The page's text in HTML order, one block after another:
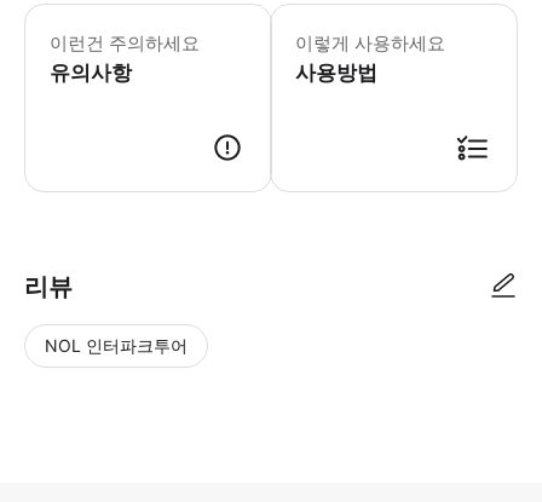
이런건 주의하세요
유의사항
본 액티비티에는 강화된 건강 & 위생
- 추가정보 * 차량 내 음식물 섭취는
- 예약확정 * 예약 후 확정 여부를 바
- 보험 & 면책 * 필수 사항은 아니나,
- 예약 조건 및 유의사항 * 공지: 영유
이렇게 사용하세요
사용방법
리뷰
NOL 인터파크투어